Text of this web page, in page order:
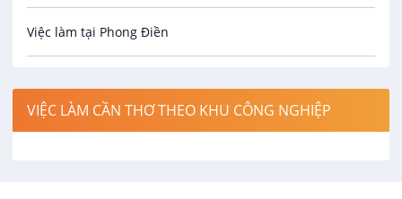
Công nghệ thực phẩm
Điện / Điện tử / Điện lạnh
Hàng hải / Hàng không
Việc làm tại Phong Điền
Việc làm tại Cái Khế
VIỆC LÀM CẦN THƠ THEO KHU CÔNG NGHIỆP